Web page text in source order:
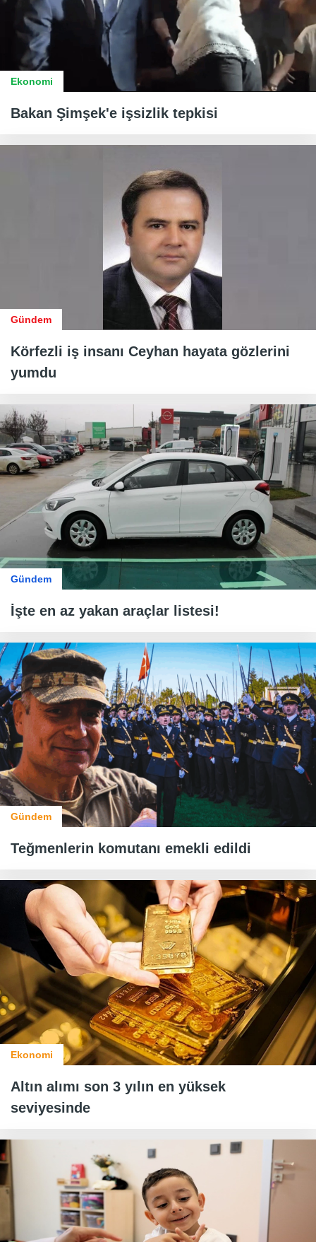
Ekonomi
Bakan Şimşek'e işsizlik tepkisi
Gündem
Körfezli iş insanı Ceyhan hayata gözlerini
yumdu
Gündem
İşte en az yakan araçlar listesi!
Gündem
Teğmenlerin komutanı emekli edildi
Ekonomi
Altın alımı son 3 yılın en yüksek
seviyesinde